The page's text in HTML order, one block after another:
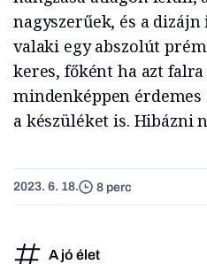
nagyszerűek, és a
valaki egy abszolút
keres, főként ha azt
mindenképpen
a készüléket is. Hibázni
2023. 6. 18. 8 perc
A jó élet